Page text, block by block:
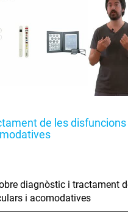
de les disfuncions
diagnòstic i tractament
i acomodatives